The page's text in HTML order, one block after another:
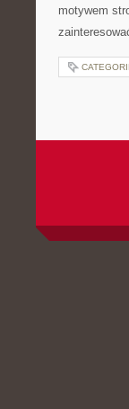
motywem